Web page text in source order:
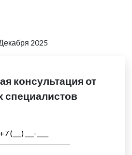
2025
консультация от
специалистов